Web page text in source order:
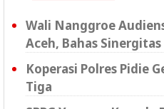
Wali Nanggroe
Aceh, Bahas
Koperasi Polres Pidie
Tiga